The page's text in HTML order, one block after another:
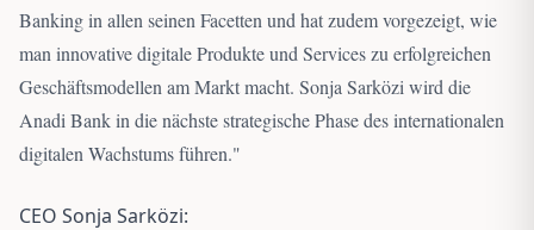
Banking in allen seinen Facetten und hat zudem vorgezeigt, wie
man innovative digitale Produkte und Services zu erfolgreichen
Geschäftsmodellen am Markt macht. Sonja Sarközi wird die
Anadi Bank in die nächste strategische Phase des internationalen
digitalen Wachstums führen."
CEO Sonja Sarközi: